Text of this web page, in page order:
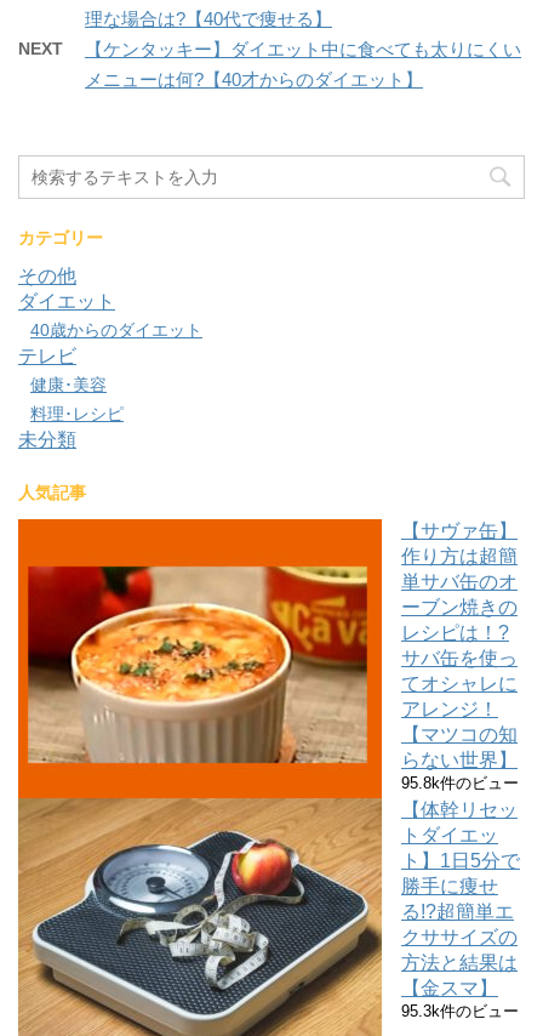
理な場合は?【40代で痩せる】
NEXT
【ケンタッキー】ダイエット中に食べても太りにくい
メニューは何?【40才からのダイエット】
カテゴリー
その他
ダイエット
40歳からのダイエット
テレビ
健康･美容
料理･レシピ
未分類
人気記事
【サヴァ缶】
作り方は超簡
単サバ缶のオ
ーブン焼きの
レシピは！?
サバ缶を使っ
てオシャレに
アレンジ！
【マツコの知
らない世界】
95.8k件のビュー
【体幹リセッ
トダイエッ
ト】1日5分で
勝手に痩せ
る!?超簡単エ
クササイズの
方法と結果は
【金スマ】
95.3k件のビュー